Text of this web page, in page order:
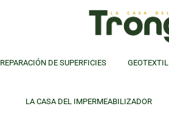
REPARACIÓN DE SUPERFICIES GEOTEXTIL
LA CASA DEL IMPERMEABILIZADOR